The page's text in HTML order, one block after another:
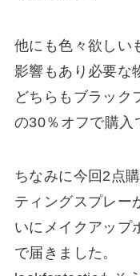
他にも色々欲しい
影響もあり必要な
どちらもブラック
の30％オフで購入
ちなみに今回2点
ティングスプレー
いにメイクアップ
で届きました。